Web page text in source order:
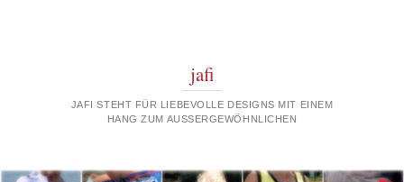
jafi
JAFI STEHT FÜR LIEBEVOLLE DESIGNS MIT EINEM
HANG ZUM AUSSERGEWÖHNLICHEN